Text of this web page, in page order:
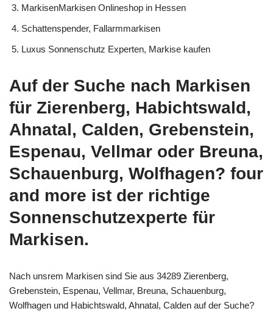
MarkisenMarkisen Onlineshop in Hessen
Schattenspender, Fallarmmarkisen
Luxus Sonnenschutz Experten, Markise kaufen
Auf der Suche nach Markisen
für Zierenberg, Habichtswald,
Ahnatal, Calden, Grebenstein,
Espenau, Vellmar oder Breuna,
Schauenburg, Wolfhagen? four
and more ist der richtige
Sonnenschutzexperte für
Markisen.
Nach unsrem Markisen sind Sie aus 34289 Zierenberg,
Grebenstein, Espenau, Vellmar, Breuna, Schauenburg,
Wolfhagen und Habichtswald, Ahnatal, Calden auf der Suche?